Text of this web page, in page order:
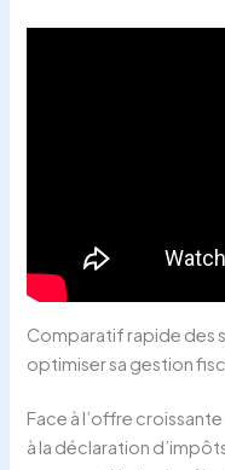
Comparatif rapide des
optimiser sa gestion
Face à l’offre
à la déclaration